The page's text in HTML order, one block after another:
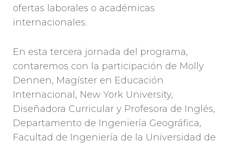
ofertas laborales o académicas
internacionales.
En esta tercera jornada del programa,
contaremos con la participación de Molly
Dennen, Magíster en Educación
Internacional, New York University,
Diseñadora Curricular y Profesora de Inglés,
Departamento de Ingeniería Geográfica,
Facultad de Ingeniería de la Universidad de